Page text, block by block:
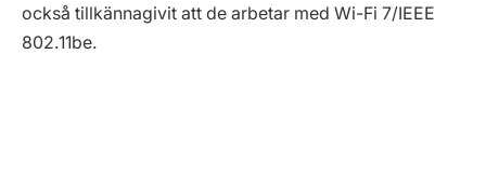
också tillkännagivit att de arbetar med Wi-Fi 7/IEEE
802.11be.